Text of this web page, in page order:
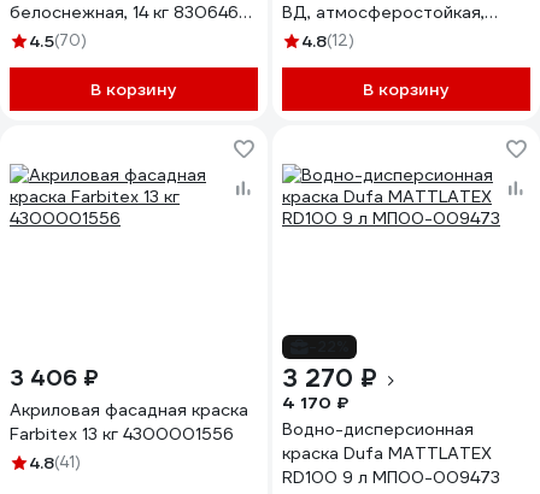
белоснежная, 14 кг 8306469
ЛА-00000039
4.5(70)
В корзину
ВД, атмосферостойкая,
белая, 14 кг 4631166884737
4.8(12)
В корзину
3 406 ₽
Акриловая фасадная краска
Farbitex 13 кг 4300001556
4.8(41)
3 270 ₽
4 170 ₽
Водно-дисперсионная
краска Dufa MATTLATEX
RD100 9 л МП00-009473